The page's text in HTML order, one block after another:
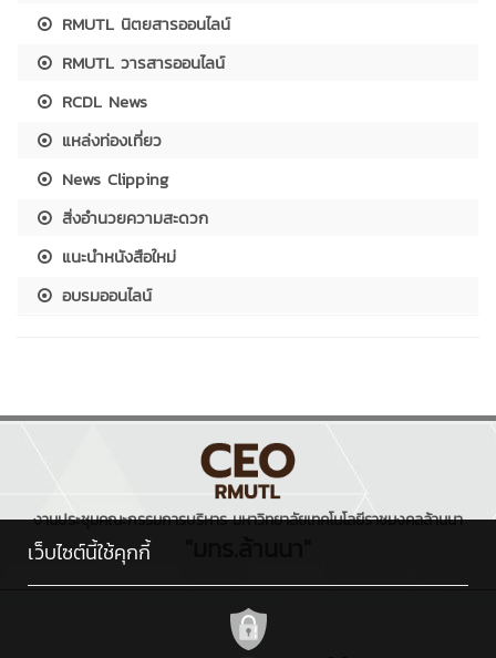
RMUTL นิตยสารออนไลน์
RMUTL วารสารออนไลน์
RCDL News
แหล่งท่องเที่ยว
News Clipping
สิ่งอำนวยความสะดวก
แนะนำหนังสือใหม่
อบรมออนไลน์
งานประชุมคณะกรรมการบริหาร มหาวิทยาลัยเทคโนโลยีราชมงคลล้านนา
เว็บไซต์นี้ใช้คุกกี้